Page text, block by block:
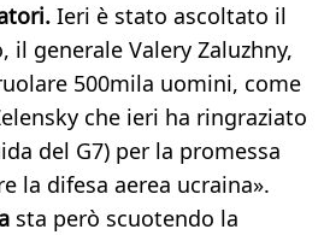
Ieri è stato ascoltato il
il generale Valery Zaluzhny,
500mila uomini, come
che ieri ha ringraziato
del G7) per la promessa
la difesa aerea ucraina».
sta però scuotendo la